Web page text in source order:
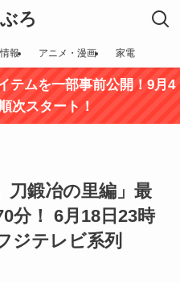
ろ
報 アニメ・漫画 家電
テムを一部事前公開！9月4
次スタート！
刀鍛冶の里編」最
分！ 6月18日23時
ジテレビ系列